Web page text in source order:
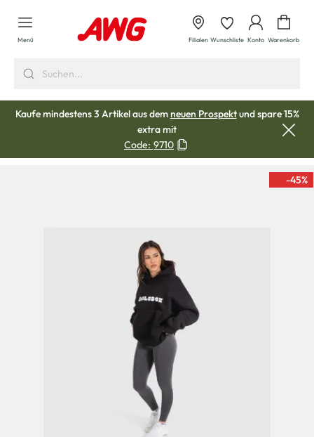
springen
Menü Filialen Wunschliste Konto Warenkorb
Kaufe mindestens 3 Artikel aus demneuen Prospektund spare 15%
extra mit
Code: 9710
-45%